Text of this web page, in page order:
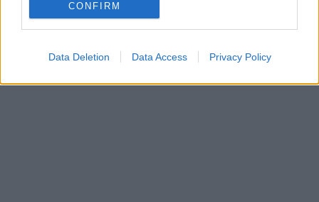
CONFIRM
Data Deletion Data Access Privacy Policy